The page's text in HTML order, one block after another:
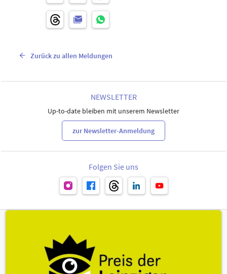
Zurück zu allen Meldungen
NEWSLETTER
Up-to-date bleiben mit unserem Newsletter
zur Newsletter-Anmeldung
Folgen Sie uns